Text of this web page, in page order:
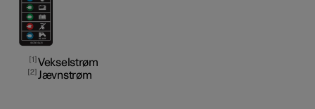
1 Vekselstrøm
2 Jævnstrøm